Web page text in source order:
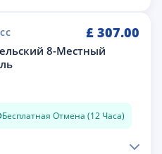
£ 307.00
8-Местный
Бесплатная Отмена (12 Часа)